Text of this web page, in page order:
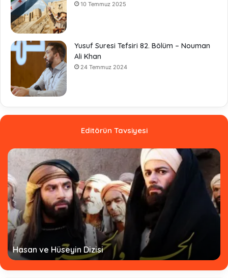
10 Temmuz 2025
Yusuf Suresi Tefsiri 82. Bölüm – Nouman
Ali Khan
24 Temmuz 2024
Editörün Tavsiyesi
Hasan ve Hüseyin Dizisi